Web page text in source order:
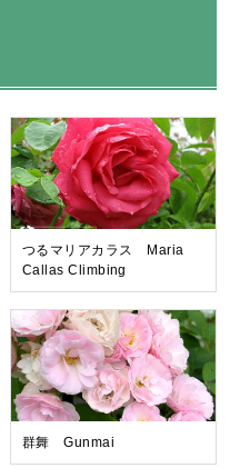
つるマリアカラス Maria
Callas Climbing
群舞 Gunmai